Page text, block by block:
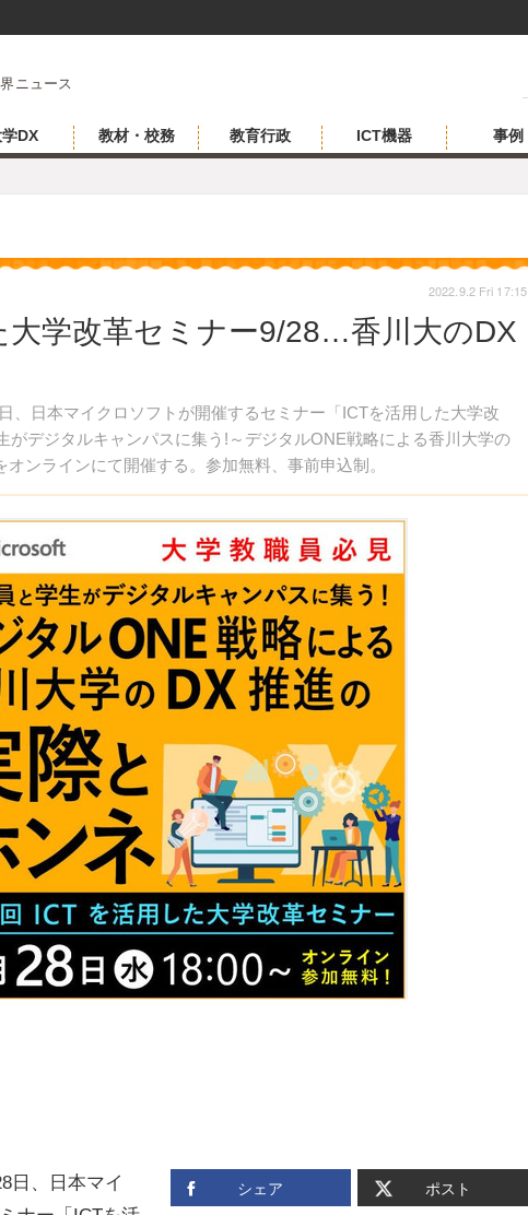
ニュース
DX 教材・校務 教育行政 ICT機器 事例
大学改革セミナー9/28…香川大のDX
、日本マイクロソフトが開催するセミナー「ICTを活用した大学改
がデジタルキャンパスに集う!～デジタルONE戦略による香川大学の
ンラインにて開催する。参加無料、事前申込制。
2022.9.2 Fri 17:15
シェア ポスト
日、日本マイ